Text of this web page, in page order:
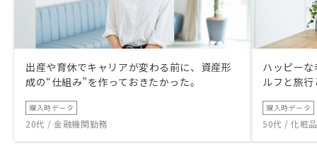
出産や育休でキャリアが変わる前に、資産形
成の“仕組み”を作っておきたかった。
購入時データ
20代 / 金融機関勤務
ハッピー
ルフと旅
購入時データ
50代 / 化粧